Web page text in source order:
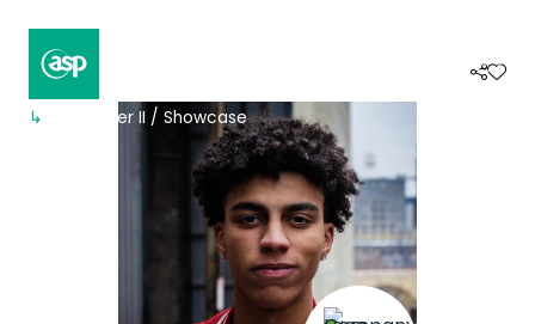
↳ Composer II / Showcase